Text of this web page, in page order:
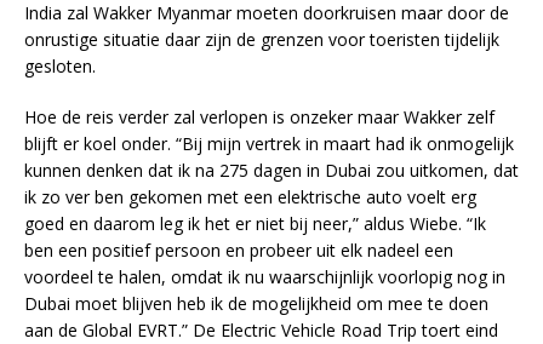
India zal Wakker Myanmar moeten doorkruisen maar door de
onrustige situatie daar zijn de grenzen voor toeristen tijdelijk
gesloten.
Hoe de reis verder zal verlopen is onzeker maar Wakker zelf
blijft er koel onder. “Bij mijn vertrek in maart had ik onmogelijk
kunnen denken dat ik na 275 dagen in Dubai zou uitkomen, dat
ik zo ver ben gekomen met een elektrische auto voelt erg
goed en daarom leg ik het er niet bij neer,” aldus Wiebe. “Ik
ben een positief persoon en probeer uit elk nadeel een
voordeel te halen, omdat ik nu waarschijnlijk voorlopig nog in
Dubai moet blijven heb ik de mogelijkheid om mee te doen
aan de Global EVRT.” De Electric Vehicle Road Trip toert eind